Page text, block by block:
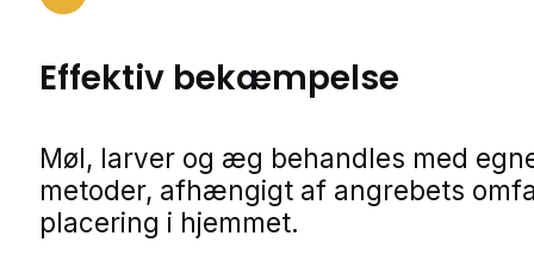
Effektiv bekæmpelse
Møl, larver og æg behandles med
metoder, afhængigt af angrebets
placering i hjemmet.